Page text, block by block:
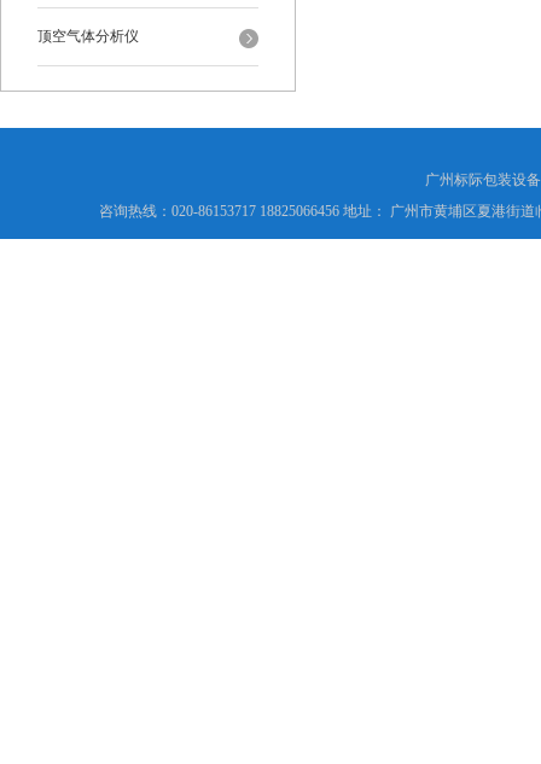
顶空气体分析仪
广州标际包装设
咨询热线：020-86153717 18825066456 地址： 广州市黄埔区夏港街